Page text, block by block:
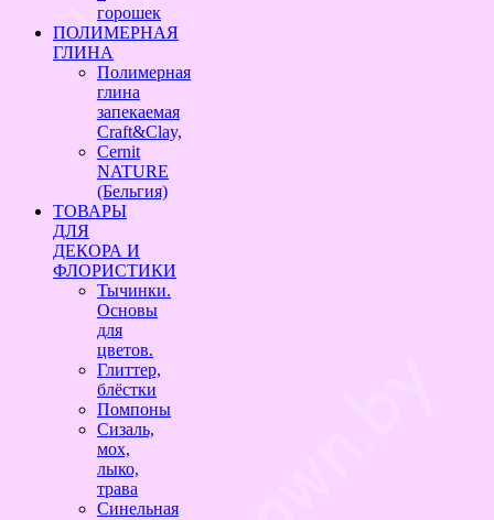
горошек
ПОЛИМЕРНАЯ
ГЛИНА
Полимерная
глина
запекаемая
Craft&Clay,
Cernit
NATURE
(Бельгия)
ТОВАРЫ
ДЛЯ
ДЕКОРА И
ФЛОРИСТИКИ
Тычинки.
Основы
для
цветов.
Глиттер,
блёстки
Помпоны
Сизаль,
мох,
лыко,
трава
Синельная